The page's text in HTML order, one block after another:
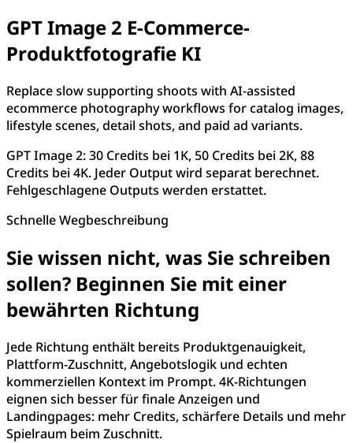
GPT Image 2 E-Commerce-
Produktfotografie KI
Replace slow supporting shoots with AI-assisted
ecommerce photography workflows for catalog images,
lifestyle scenes, detail shots, and paid ad variants.
GPT Image 2: 30 Credits bei 1K, 50 Credits bei 2K, 88
Credits bei 4K. Jeder Output wird separat berechnet.
Fehlgeschlagene Outputs werden erstattet.
Schnelle Wegbeschreibung
Sie wissen nicht, was Sie schreiben
sollen? Beginnen Sie mit einer
bewährten Richtung
Jede Richtung enthält bereits Produktgenauigkeit,
Plattform-Zuschnitt, Angebotslogik und echten
kommerziellen Kontext im Prompt. 4K-Richtungen
eignen sich besser für finale Anzeigen und
Landingpages: mehr Credits, schärfere Details und mehr
Spielraum beim Zuschnitt.